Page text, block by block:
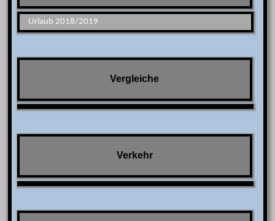
Urlaub 2018/2019
Vergleiche
Verkehr